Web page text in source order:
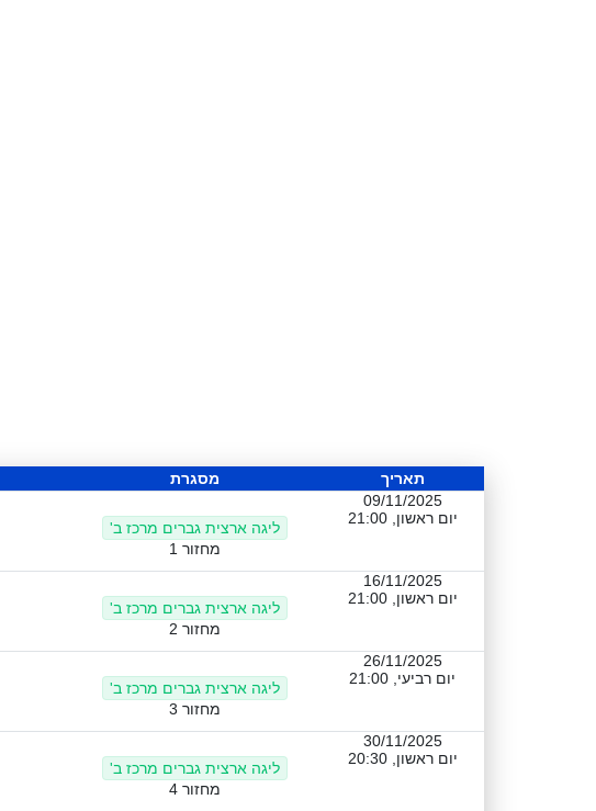
תאריך מסגרת
09/11/2025
יום ראשון, 21:00
ליגה ארצית גברים מרכז ב'
מחזור 1
16/11/2025
יום ראשון, 21:00
ליגה ארצית גברים מרכז ב'
מחזור 2
26/11/2025
יום רביעי, 21:00
ליגה ארצית גברים מרכז ב'
מחזור 3
30/11/2025
יום ראשון, 20:30
ליגה ארצית גברים מרכז ב'
מחזור 4